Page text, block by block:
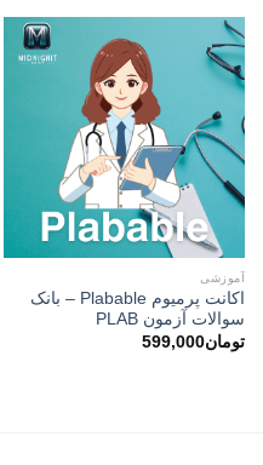
آموزشی
اکانت پرمیوم Plabable – بانک
سوالات آزمون PLAB
تومان599,000